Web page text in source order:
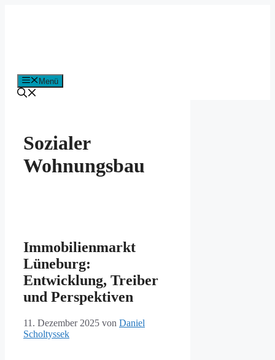
Menü
Sozialer
Wohnungsbau
Immobilienmarkt
Lüneburg:
Entwicklung, Treiber
und Perspektiven
11. Dezember 2025 von Daniel
Scholtyssek